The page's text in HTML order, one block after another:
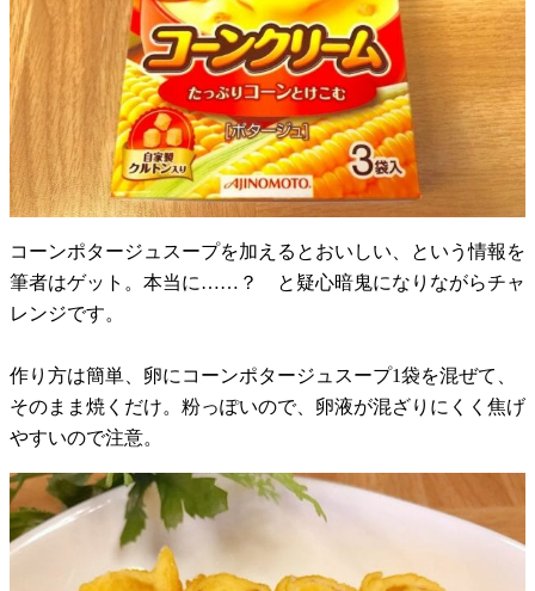
コーンポタージュスープを加えるとおいしい、という情報を
筆者はゲット。本当に……？ と疑心暗鬼になりながらチャ
レンジです。
作り方は簡単、卵にコーンポタージュスープ1袋を混ぜて、
そのまま焼くだけ。粉っぽいので、卵液が混ざりにくく焦げ
やすいので注意。